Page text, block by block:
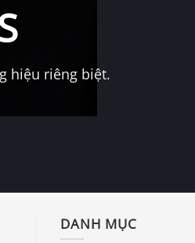
hiệu riêng biệt.
DANH MỤC